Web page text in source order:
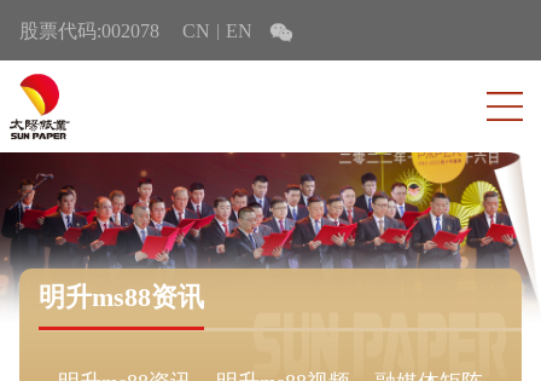
股票代码:002078 CN EN
明升ms88资讯